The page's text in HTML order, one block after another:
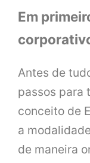
Em
Antes de
passos para
conceito de
a
de maneira